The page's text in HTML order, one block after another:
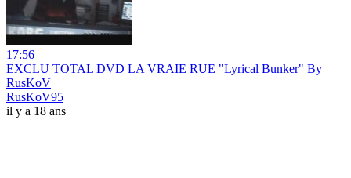
17:56
EXCLU TOTAL DVD LA VRAIE RUE "Lyrical Bunker" By
RusKoV
RusKoV95
il y a 18 ans